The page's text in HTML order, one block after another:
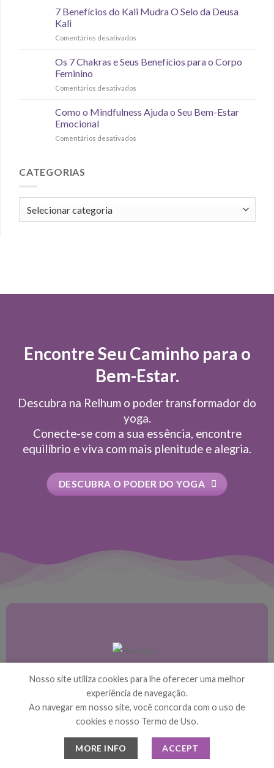
7 Benefícios do Kali Mudra O Selo da Deusa
Kali
Comentários desativados
Os 7 Chakras e Seus Benefícios para o Corpo
Feminino
Comentários desativados
Como o Mindfulness Ajuda o Seu Bem-Estar
Emocional
Comentários desativados
CATEGORIAS
Encontre Seu Caminho para o
Bem-Estar.
Descubra na Relhum o poder transformador do
yoga.
Conecte-se com a sua essência, encontre
equilíbrio e viva com mais plenitude e alegria.
DESCUBRA O PODER DO YOGA
Silencie o mundo
Ouça a sua voz interior.
Nosso site utiliza cookies para lhe oferecer uma melhor
experiência de navegação.
Ao navegar em nosso site, você concorda com o uso de
cookies e nosso Termo de Uso.
MORE INFO ACCEPT